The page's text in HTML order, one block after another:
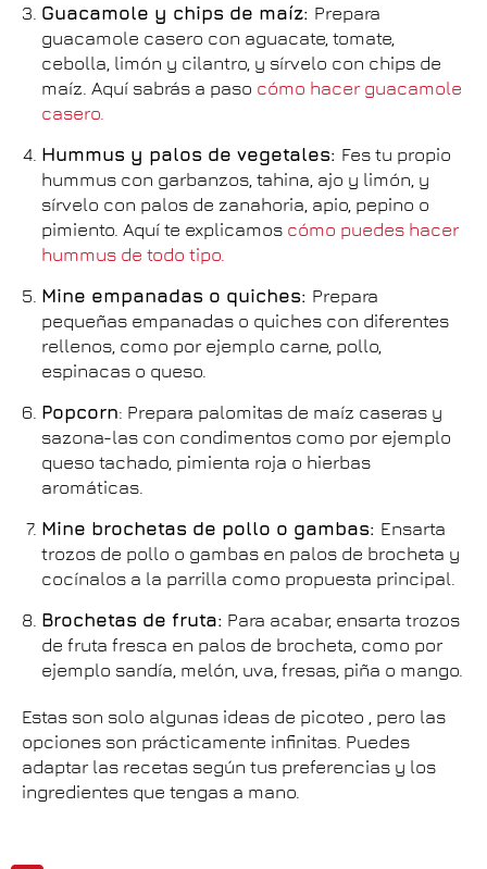
Guacamole y chips de maíz: Prepara
guacamole casero con aguacate, tomate,
cebolla, limón y cilantro, y sírvelo con chips de
maíz. Aquí sabrás a paso cómo hacer guacamole
casero.
Hummus y palos de vegetales: Fes tu propio
hummus con garbanzos, tahina, ajo y limón, y
sírvelo con palos de zanahoria, apio, pepino o
pimiento. Aquí te explicamos cómo puedes hacer
hummus de todo tipo.
Mine empanadas o quiches: Prepara
pequeñas empanadas o quiches con diferentes
rellenos, como por ejemplo carne, pollo,
espinacas o queso.
Popcorn: Prepara palomitas de maíz caseras y
sazona-las con condimentos como por ejemplo
queso tachado, pimienta roja o hierbas
aromáticas.
Mine brochetas de pollo o gambas: Ensarta
trozos de pollo o gambas en palos de brocheta y
cocínalos a la parrilla como propuesta principal.
Brochetas de fruta: Para acabar, ensarta trozos
de fruta fresca en palos de brocheta, como por
ejemplo sandía, melón, uva, fresas, piña o mango.
Estas son solo algunas ideas de picoteo , pero las
opciones son prácticamente infinitas. Puedes
adaptar las recetas según tus preferencias y los
ingredientes que tengas a mano.